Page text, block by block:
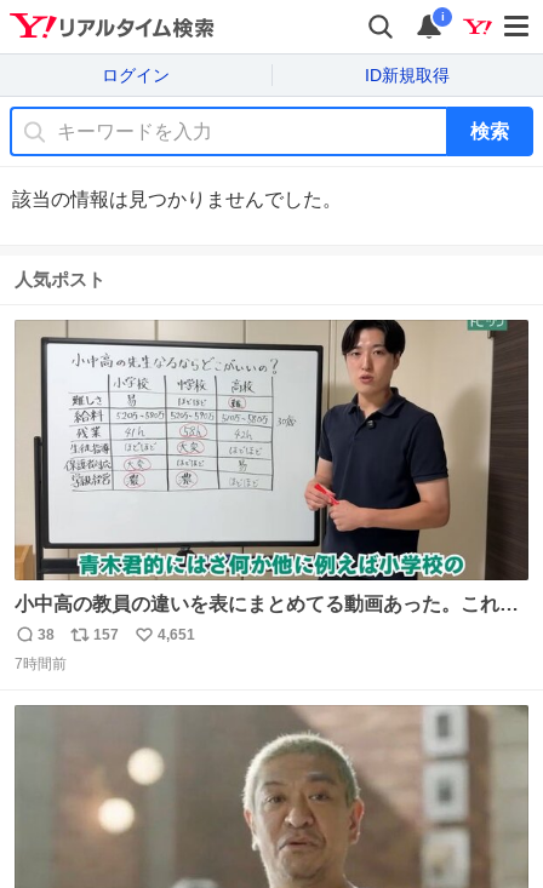
i
ログイン ID新規取得
検索
該当の情報は見つかりませんでした。
人気ポスト
小中高の教員の違いを表にまとめてる動画あった。これよ
り解像度が高い動画ないかも。今まで見た中で一番正確。
返
信
38
リ
157
い
4,651
7時間前